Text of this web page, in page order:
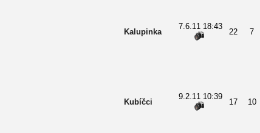
Kalupinka
7.6.11 18:43
22 7
Kubíčci
9.2.11 10:39
17 10